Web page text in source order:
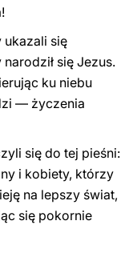
ukazali się
się Jezus.
ku niebu
— życzenia
się do tej pieśni:
i kobiety, którzy
na lepszy świat,
się pokornie